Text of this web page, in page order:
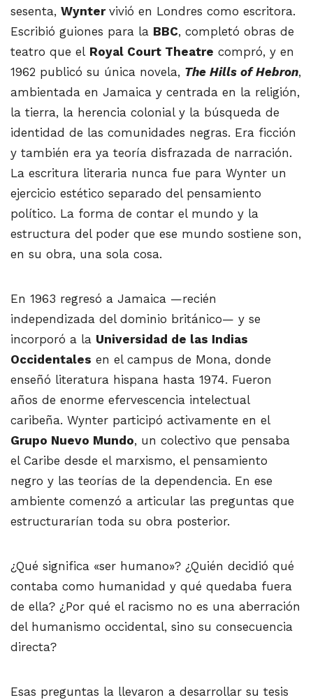
sesenta, Wynter vivió en Londres como escritora.
Escribió guiones para la BBC, completó obras de
teatro que el Royal Court Theatre compró, y en
1962 publicó su única novela, The Hills of Hebron,
ambientada en Jamaica y centrada en la religión,
la tierra, la herencia colonial y la búsqueda de
identidad de las comunidades negras. Era ficción
y también era ya teoría disfrazada de narración.
La escritura literaria nunca fue para Wynter un
ejercicio estético separado del pensamiento
político. La forma de contar el mundo y la
estructura del poder que ese mundo sostiene son,
en su obra, una sola cosa.
En 1963 regresó a Jamaica —recién
independizada del dominio británico— y se
incorporó a la Universidad de las Indias
Occidentales en el campus de Mona, donde
enseñó literatura hispana hasta 1974. Fueron
años de enorme efervescencia intelectual
caribeña. Wynter participó activamente en el
Grupo Nuevo Mundo, un colectivo que pensaba
el Caribe desde el marxismo, el pensamiento
negro y las teorías de la dependencia. En ese
ambiente comenzó a articular las preguntas que
estructurarían toda su obra posterior.
¿Qué significa «ser humano»? ¿Quién decidió qué
contaba como humanidad y qué quedaba fuera
de ella? ¿Por qué el racismo no es una aberración
del humanismo occidental, sino su consecuencia
directa?
Esas preguntas la llevaron a desarrollar su tesis